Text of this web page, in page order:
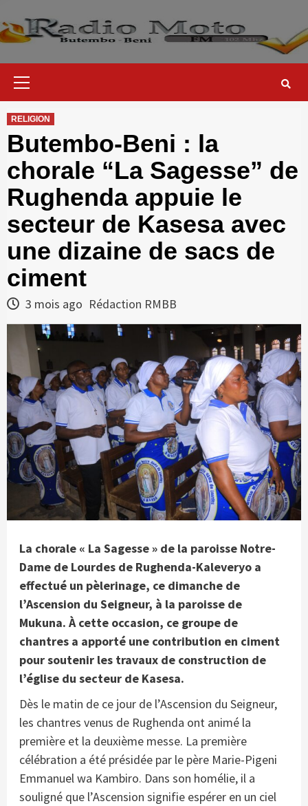
to
content
RELIGION
Butembo-Beni : la
chorale “La Sagesse” de
Rughenda appuie le
secteur de Kasesa avec
une dizaine de sacs de
ciment
3 mois ago Rédaction RMBB
La chorale « La Sagesse » de la paroisse Notre-
Dame de Lourdes de Rughenda-Kaleveryo a
effectué un pèlerinage, ce dimanche de
l’Ascension du Seigneur, à la paroisse de
Mukuna. À cette occasion, ce groupe de
chantres a apporté une contribution en ciment
pour soutenir les travaux de construction de
l’église du secteur de Kasesa.
Dès le matin de ce jour de l’Ascension du Seigneur,
les chantres venus de Rughenda ont animé la
première et la deuxième messe. La première
célébration a été présidée par le père Marie-Pigeni
Emmanuel wa Kambiro. Dans son homélie, il a
souligné que l’Ascension signifie espérer en un ciel